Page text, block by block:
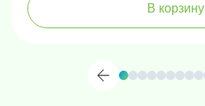
В корзину